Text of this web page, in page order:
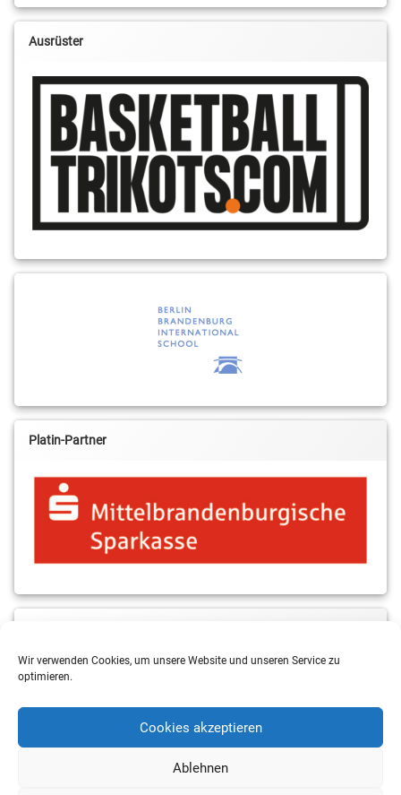
Wir verwenden Cookies, um unsere Website und unseren Service zu
optimieren.
Cookies akzeptieren
Ablehnen
Ausrüster
Platin-Partner